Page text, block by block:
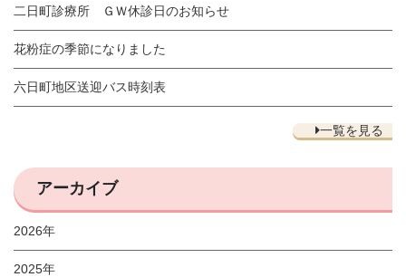
二日町診療所 ＧＷ休診日のお知らせ
花粉症の季節になりました
六日町地区送迎バス時刻表
一覧を見る
アーカイブ
2026年
2025年